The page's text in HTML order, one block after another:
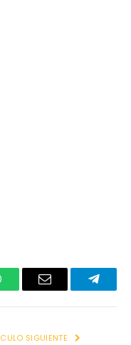
Email
SIGUIENTE